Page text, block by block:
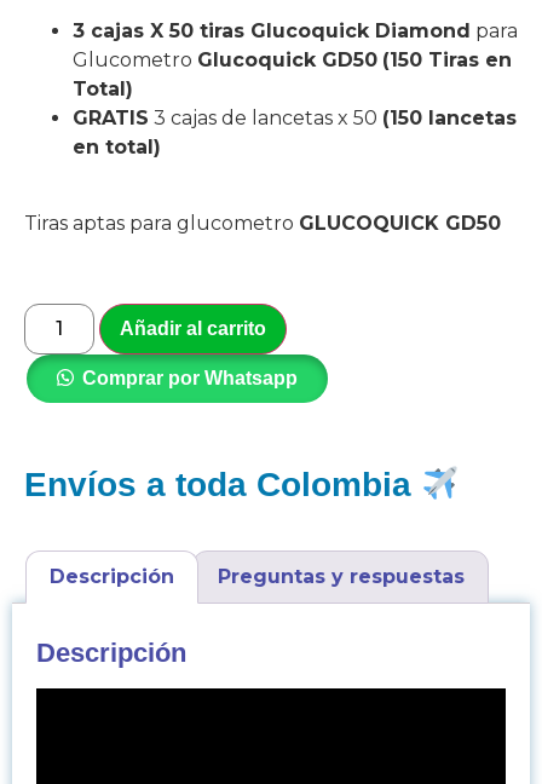
3 cajas X 50 tiras Glucoquick Diamond para
Glucometro Glucoquick GD50 (150 Tiras en
Total)
GRATIS 3 cajas de lancetas x 50 (150 lancetas
en total)
Tiras aptas para glucometro GLUCOQUICK GD50
Añadir al carrito
Comprar por Whatsapp
Envíos a toda Colombia
Descripción Preguntas y respuestas
Descripción